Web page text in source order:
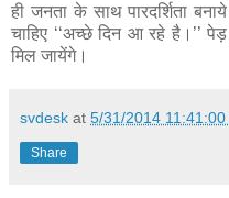
ही जनता के साथ पारदर्शिता
चाहिए ‘‘अच्छे दिन आ रहे है।’’
मिल जायेंगे।
svdesk at 5/31/2014 11:41:00
Share